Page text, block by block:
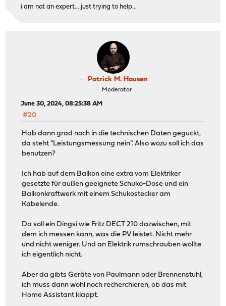
i am not an expert... just trying to help...
Patrick M. Hausen
Moderator
June 30, 2024, 08:25:38 AM
#20
Hab dann grad noch in die technischen Daten geguckt,
da steht "Leistungsmessung nein". Also wozu soll ich das
benutzen?
Ich hab auf dem Balkon eine extra vom Elektriker
gesetzte für außen geeignete Schuko-Dose und ein
Balkonkraftwerk mit einem Schukostecker am
Kabelende.
Da soll ein Dingsi wie Fritz DECT 210 dazwischen, mit
dem ich messen kann, was die PV leistet. Nicht mehr
und nicht weniger. Und an Elektrik rumschrauben wollte
ich eigentlich nicht.
Aber da gibts Geräte von Paulmann oder Brennenstuhl,
ich muss dann wohl noch recherchieren, ob das mit
Home Assistant klappt.